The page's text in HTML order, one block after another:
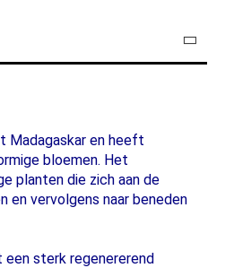
Madagaskar en heeft
bloemen. Het
planten die zich aan de
en vervolgens naar beneden
sterk regenererend